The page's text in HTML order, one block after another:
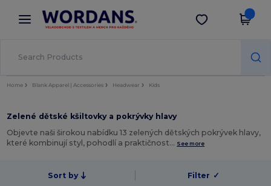
× Aplikace Wordans
Lepší ceny v aplikaci!
Stáhnout app
Home Blank Apparel | Accessories Headwear Kids
Zelené dětské kšiltovky a pokrývky hlavy
Objevte naši širokou nabídku 13 zelených dětských pokrývek hlavy,
které kombinují styl, pohodlí a praktičnost… See more
Sort by Filter ✓